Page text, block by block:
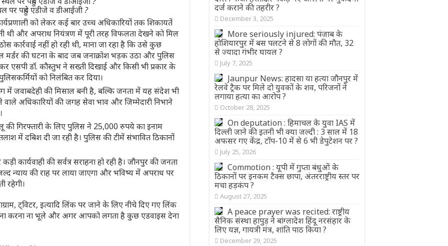
पर पहुंचे एडीजे व डीआईजी ?
को लेकर कई बार उच्च अधिकारियों तक शिकायतें
थी और अपराध नियंत्रण में पूरी तरह विफलता देखने को मिल
कार्रवाई नहीं हो रही थी, माना जा रहा है कि उसे कुछ
मर्डर की घटना के बाद जब जनाक्रोश भड़क उठा और पुलिस
एसपी डॉ. कौस्तुभ ने सख्ती दिखाई और किसी भी प्रकार के
को निलंबित कर दिया।
में जवाबदेही की मिसाल बनी है, बल्कि जनता में यह संदेश भी
अधिकारियों की जगह सेवा भाव और जिम्मेदारी निभाने
गिरफ्तारी के लिए पुलिस ने 25,000 रुपये का इनाम
में दबिश दी जा रही है। पुलिस की टीमें संभावित ठिकानों
कार्यवाही की सर्वत्र सराहना हो रही है। जौनपुर की जनता
न्याय की राह पर लाया जाएगा और भविष्य में अपराध पर
रहेगी।
ट्विटर, इत्यादि लिंक पर जाने के लिए नीचे दिए गए लिंक
करना ना भूले और अगर आपको लगता है कुछ एडवाइस देना
दर्ज कराने की तहरीर ?
December 3, 2025
More seriously injured: पंजाब के
होशियारपुर में बस पलटने से 8 लोगों की मौत, 32
से ज्यादा गंभीर घायल ?
July 7, 2025
Jaunpur News: हादसा या हत्या जौनपुर में
रेलवे ट्रैक पर मिले दो युवकों के शव, परिजनों ने
लगाया हत्या का आरोप ?
October 28, 2025
On deputation : हिमाचल के युवा IAS में
दिल्ली जाने की इतनी भी क्या जल्दी : 3 साल में 18
अफसर गए केंद्र, टॉप-10 में से 6 भी डेपुटेशन पर ?
July 25, 2026
Commotion : यूपी में गुप्ता बंधुओं के
ठिकानों पर इनकम टैक्स छापा, अंतरराष्ट्रीय स्तर पर
मचा हड़कंप ?
August 27, 2025
A peace prayer was recited: राष्ट्रीय
सैनिक संस्था हापुड़ ने बांग्लादेश हिंदू नरसंहार के
लिए यज्ञ, गायत्री मंत्र, शांति पाठ किया ?
December 29, 2025